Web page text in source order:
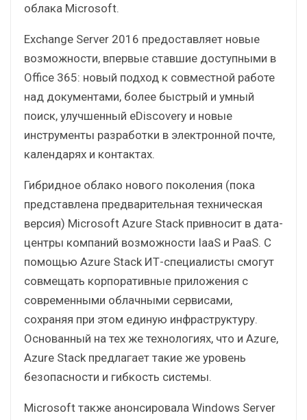
облака Microsoft.
Exchange Server 2016 предоставляет новые
возможности, впервые ставшие доступными в
Office 365: новый подход к совместной работе
над документами, более быстрый и умный
поиск, улучшенный eDiscovery и новые
инструменты разработки в электронной почте,
календарях и контактах.
Гибридное облако нового поколения (пока
представлена предварительная техническая
версия) Microsoft Azure Stack привносит в дата-
центры компаний возможности IaaS и PaaS. С
помощью Azure Stack ИТ-специалисты смогут
совмещать корпоративные приложения с
современными облачными сервисами,
сохраняя при этом единую инфраструктуру.
Основанный на тех же технологиях, что и Azure,
Azure Stack предлагает такие же уровень
безопасности и гибкость системы.
Microsoft также анонсировала Windows Server